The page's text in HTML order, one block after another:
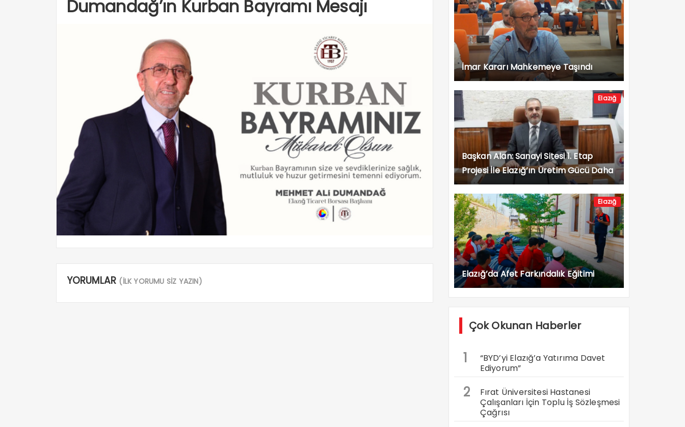
Dumandağ’ın Kurban Bayramı Mesajı
YORUMLAR (İLK YORUMU SİZ YAZIN)
İmar Kararı Mahkemeye Taşındı
Elazığ
Başkan Alan: Sanayi Sitesi 1. Etap
Projesi İle Elazığ’ın Üretim Gücü Daha
da Artacak”
Elazığ
Elazığ’da Afet Farkındalık Eğitimi
Çok Okunan Haberler
1
“BYD’yi Elazığ’a Yatırıma Davet
Ediyorum”
2
Fırat Üniversitesi Hastanesi
Çalışanları İçin Toplu İş Sözleşmesi
Çağrısı